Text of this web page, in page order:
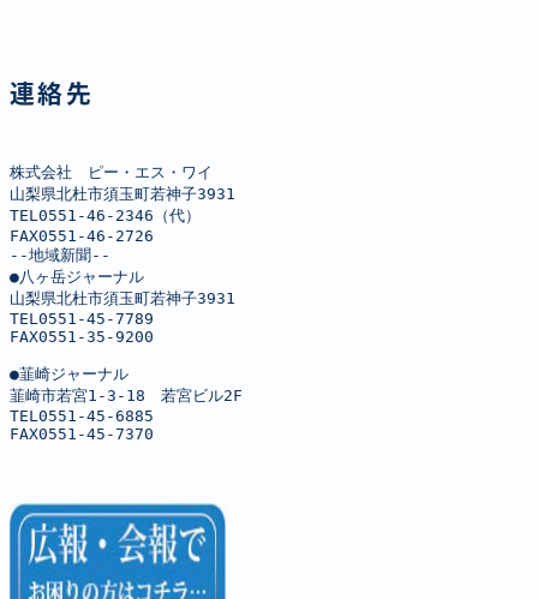
連絡先
株式会社　ピー・エス・ワイ
山梨県北杜市須玉町若神子3931
TEL0551-46-2346（代）
FAX0551-46-2726
--地域新聞--
●八ヶ岳ジャーナル
山梨県北杜市須玉町若神子3931
TEL0551-45-7789
FAX0551-35-9200
●韮崎ジャーナル
韮崎市若宮1-3-18　若宮ビル2F
TEL0551-45-6885
FAX0551-45-7370